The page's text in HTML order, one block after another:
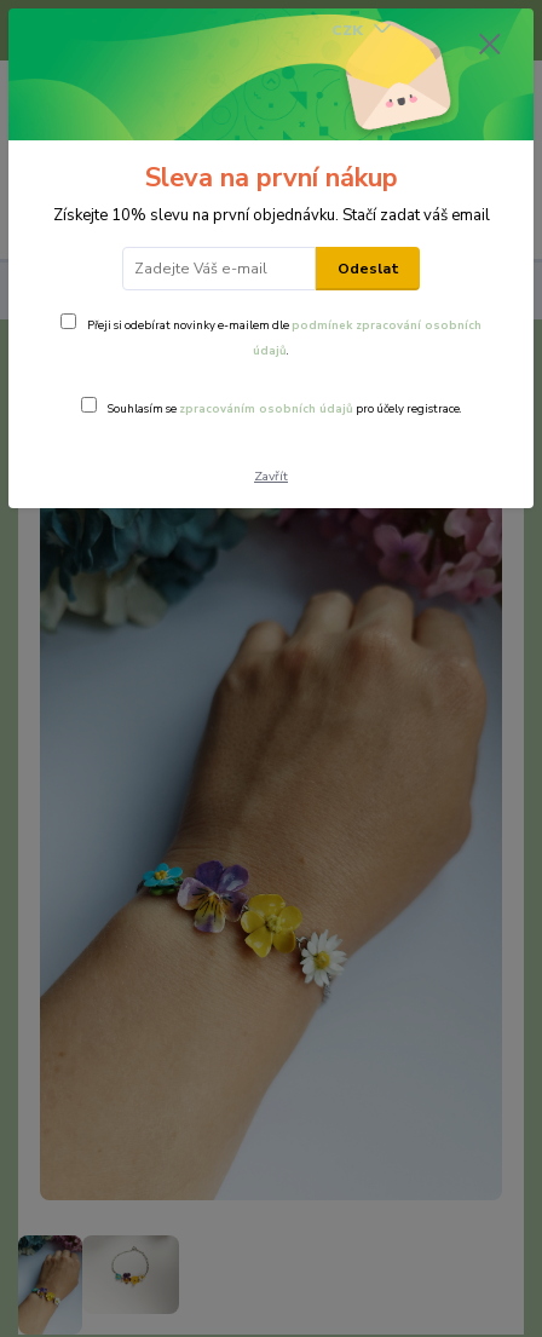
Menu
CZK
(Po-Pá, 8-16 hod.)
0 Kč
Chirurgická a nerezová ocel Květinový náramek
Sleva na první nákup
Získejte 10% slevu na první objednávku. Stačí zadat váš email
Odeslat
Přeji si odebírat novinky e-mailem dle podmínek zpracování osobních
údajů.
Souhlasím se zpracováním osobních údajů pro účely registrace.
Zavřít